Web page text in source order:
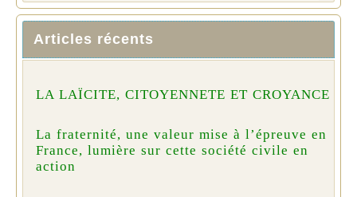
Articles récents
LA LAÏCITE, CITOYENNETE ET CROYANCE
La fraternité, une valeur mise à l’épreuve en
France, lumière sur cette société civile en
action